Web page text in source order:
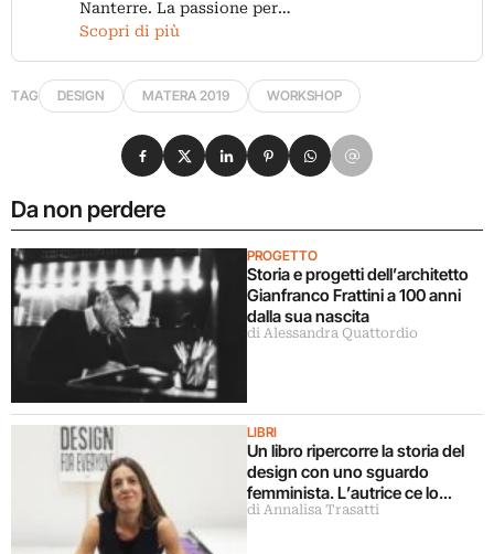
Nanterre. La passione per…
Scopri di più
TAG DESIGN MATERA 2019 WORKSHOP
Da non perdere
PROGETTO
Storia e progetti dell’architetto
Gianfranco Frattini a 100 anni
dalla sua nascita
di Alessandra Quattordio
LIBRI
Un libro ripercorre la storia del
design con uno sguardo
femminista. L’autrice ce lo
racconta
di Annalisa Trasatti
Condividi su Facebook
Condividi su X
Condividi su LinkedIn
Condividi su Pinterest
Condividi su WhatsApp
Condividi su Email